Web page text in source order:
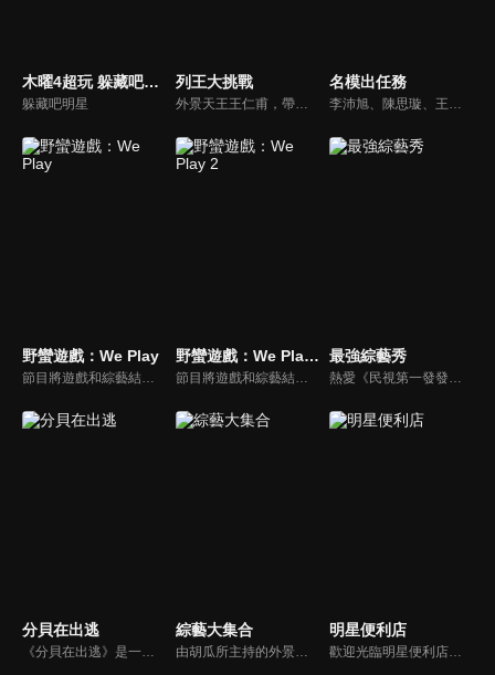
木曜4超玩 躲藏吧明星
躲藏吧明星
列王大挑戰
外景天王王仁甫，帶領初出茅廬、外景界新鮮人的陳漢典攜手主持，兩人各自率領自稱膽大包天的列王藝人團，在節目中相互挑戰對方害怕的極限，集結恐懼、互整、爆笑等綜藝效果，讓觀眾看看藝人們最野生的真情流露！
名模出任務
野蠻遊戲：We Play
節目將遊戲和綜藝結合在一起的新概念真人秀節目，成員們將進行無法預測的遊戲內容，提供多樣、新鮮的節目環節為看點，主持與來賓將在虛擬世界中，展開大規模遊戲的動作冒險。
野蠻遊戲：We Play 2
節目將遊戲和綜藝結合在一起的新概念真人秀節目，成員們將進行無法預測的遊戲內容，提供多樣、新鮮的節目環節為看點，主持與來賓將在虛擬世界中，展開大規模遊戲的動作冒險。
最強綜藝秀
熱愛《民視第一發發發》的忠實觀眾，一定要看！喜歡五花八門達人秀的網友，非追不可！愛看明星挑戰各種才藝表演的鐵粉，絕不能錯過！什麼都有，什麼都秀，請看《最強綜藝秀》！
分貝在出逃
《分貝在出逃》是一檔新戶外音樂治癒綜藝，蘇醒、張遠等5位彼此相熟的嘉賓一起去戶外露營，在7天之內上演分貝出逃之旅，通過遊戲互動贏取「分貝值」來解鎖3場音樂會的舉辦權。節目集音樂元素、旅途元素和真人秀元素為一體，傳播音樂和友情的正能量。
綜藝大集合
由胡瓜所主持的外景綜藝節目，秉持著「幸福好運到，獎金送夠夠」的精神，和眾多藝人與鄉親同樂玩遊戲拿獎金，介紹各地的人文、美食、特產等，提供豐富多元的內容，不間斷的笑料，讓您忘卻一切煩惱、開懷大笑。
明星便利店
歡迎光臨明星便利店！你覺得便利店裡面有什麼？關東煮？茶葉蛋？還是讓你尖叫的大明星？一家擁有明星的便利店，到底有多稀奇，你會不會想要光臨呢？